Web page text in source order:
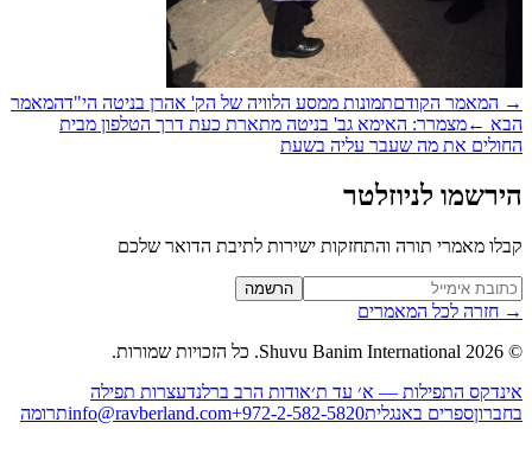
המאמר הקודםתמונות ממסע הלוויה של הק' אהרן בניטה הי"דהמאמר
← מצמרר: האימא גב' בניטה מתארת כעת דרך הטלפון מבית
את מה שעבר עליה בשעת
לניוזלטר
מאמרי תורה והתחזקות ישירות לתיבת הדואר שלכם
Website (leave הרשמה
חזרה לכל המאמרים
2026
Shuvu Banim International.
כל הזכויות שמורות.
התפילות — א׳ עד ת׳אודות הרב ברלנדעצרות תפילה
ספרים באנגלית info@ravberland.com+972-2-582-5820 תרומה